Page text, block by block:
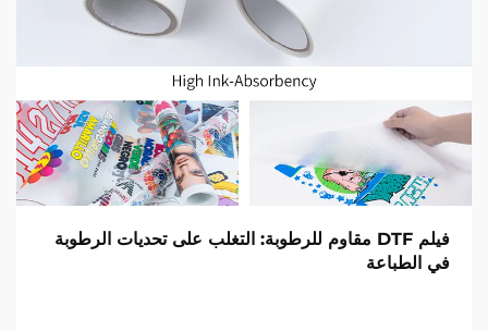
فيلم DTF مقاوم للرطوبة: التغلب على تحديات الرطوبة
في الطباعة